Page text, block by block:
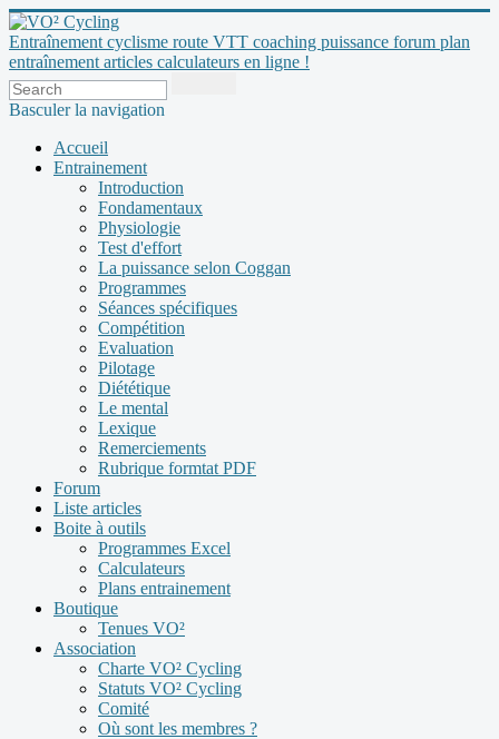
Entraînement cyclisme route VTT coaching puissance forum plan
entraînement articles calculateurs en ligne !
Basculer la navigation
Accueil
Entrainement
Introduction
Fondamentaux
Physiologie
Test d'effort
La puissance selon Coggan
Programmes
Séances spécifiques
Compétition
Evaluation
Pilotage
Diététique
Le mental
Lexique
Remerciements
Rubrique formtat PDF
Forum
Liste articles
Boite à outils
Programmes Excel
Calculateurs
Plans entrainement
Boutique
Tenues VO²
Association
Charte VO² Cycling
Statuts VO² Cycling
Comité
Où sont les membres ?